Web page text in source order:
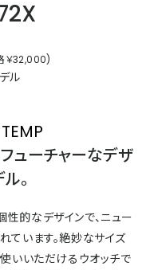
￥32,000)
ル
ューチャーなデザ
。
的なデザインで、ニュー
ています。絶妙なサイズ
いいただけるウオッチで